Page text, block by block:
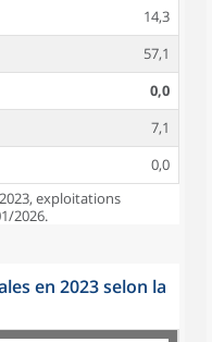
14,3
57,1
0,0
7,1
0,0
exploitations
2026.
en 2023 selon la